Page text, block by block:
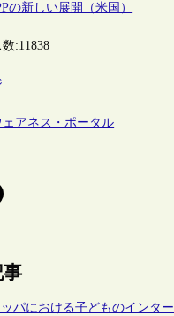
の新しい展開（米国）
数:11838
アネス・ポータル
パにおける子どものインター